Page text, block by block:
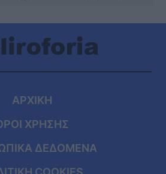
ΑΡΧΙΚΗ
ΧΡΗΣΗΣ
ΔΕΔΟΜΕΝΑ